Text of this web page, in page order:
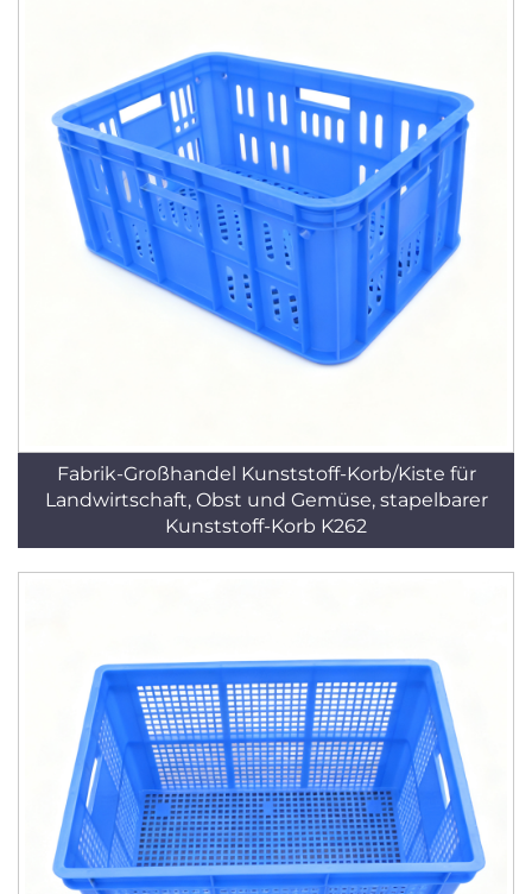
Fabrik-Großhandel Kunststoff-Korb/Kiste für
Landwirtschaft, Obst und Gemüse, stapelbarer
Kunststoff-Korb K262